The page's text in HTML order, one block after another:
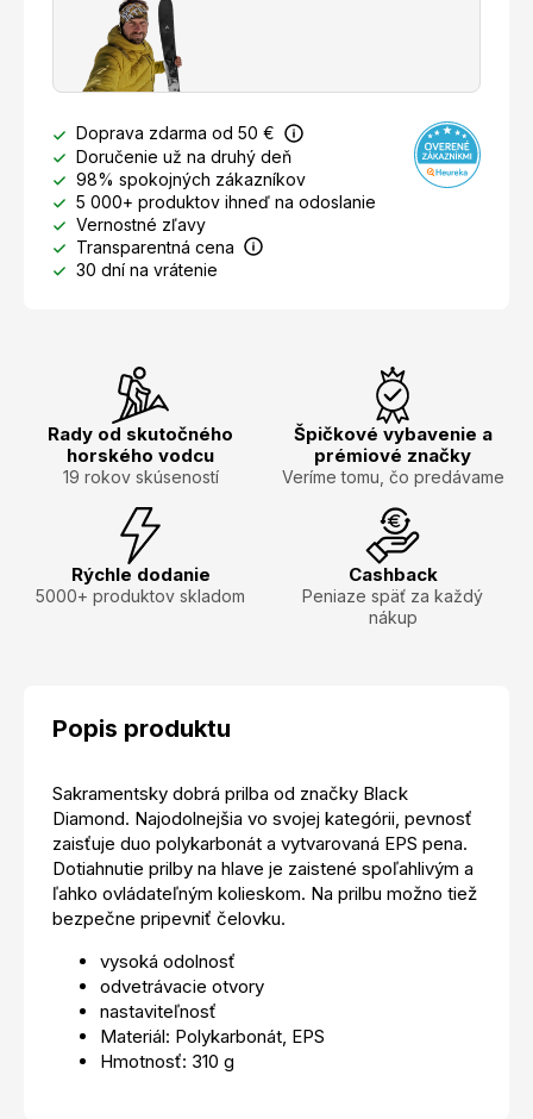
Doprava zdarma od 50 €
Doručenie už na druhý deň
98% spokojných zákazníkov
5 000+ produktov ihneď na odoslanie
Vernostné zľavy
Transparentná cena
30 dní na vrátenie
Rady od skutočného
horského vodcu
19 rokov skúseností
Špičkové vybavenie a
prémiové značky
Veríme tomu, čo predávame
Rýchle dodanie
5000+ produktov skladom
Cashback
Peniaze späť za každý
nákup
Popis produktu
Sakramentsky dobrá prilba od značky Black
Diamond. Najodolnejšia vo svojej kategórii, pevnosť
zaisťuje duo polykarbonát a vytvarovaná EPS pena.
Dotiahnutie prilby na hlave je zaistené spoľahlivým a
ľahko ovládateľným kolieskom. Na prilbu možno tiež
bezpečne pripevniť čelovku.
vysoká odolnosť
odvetrávacie otvory
nastaviteľnosť
Materiál: Polykarbonát, EPS
Hmotnosť: 310 g